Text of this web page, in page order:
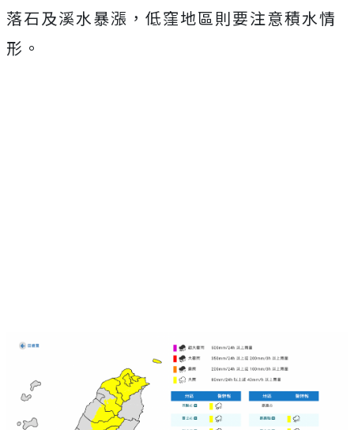
落石及溪水暴漲，低窪地區則要注意積水情
形。